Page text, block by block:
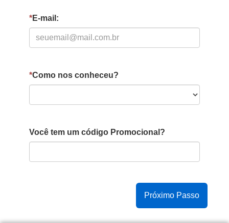
*E-mail:
*Como nos conheceu?
Você tem um código Promocional?